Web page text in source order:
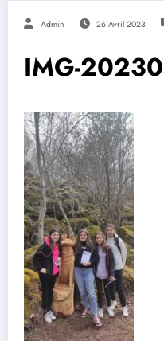
Admin 26 Avril 2023
IMG-